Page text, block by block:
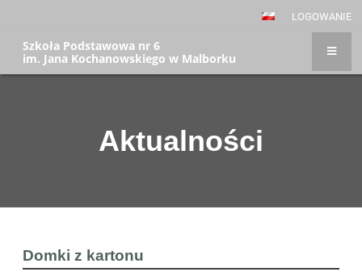
LOGOWANIE
Szkoła Podstawowa nr 6
im. Jana Kochanowskiego w Malborku
Aktualności
Domki z kartonu